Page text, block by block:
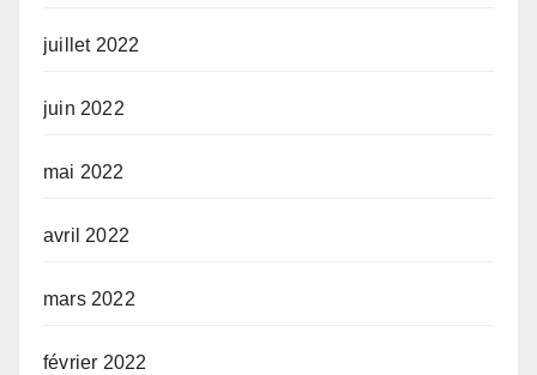
juillet 2022
juin 2022
mai 2022
avril 2022
mars 2022
février 2022